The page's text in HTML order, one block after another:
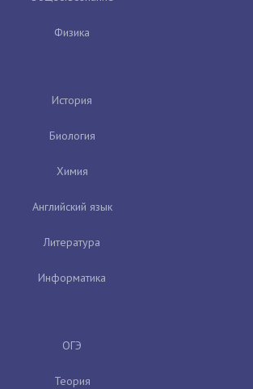
Физика
История
Биология
Химия
Английский язык
Литература
Информатика
ОГЭ
Теория